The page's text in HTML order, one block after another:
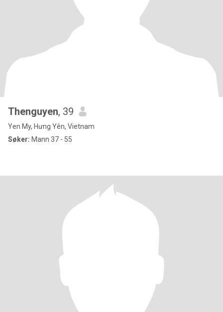
Thenguyen, 39
Yen My, Hưng Yên, Vietnam
Søker: Mann 37 - 55